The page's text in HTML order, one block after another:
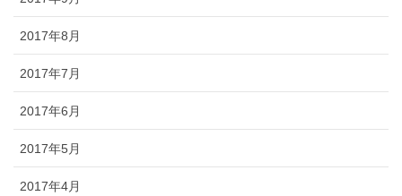
2017年8月
2017年7月
2017年6月
2017年5月
2017年4月